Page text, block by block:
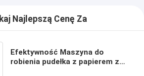
Najlepszą Cenę Za
Efektywność Maszyna do
robienia pudełka z papierem z